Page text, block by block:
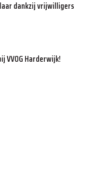
dankzij vrijwilligers
VVOG Harderwijk!